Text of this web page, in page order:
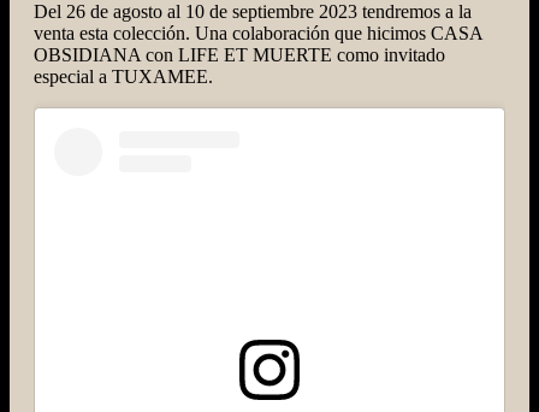
Del 26 de agosto al 10 de septiembre 2023 tendremos a la
venta esta colección. Una colaboración que hicimos CASA
OBSIDIANA con LIFE ET MUERTE como invitado
especial a TUXAMEE.